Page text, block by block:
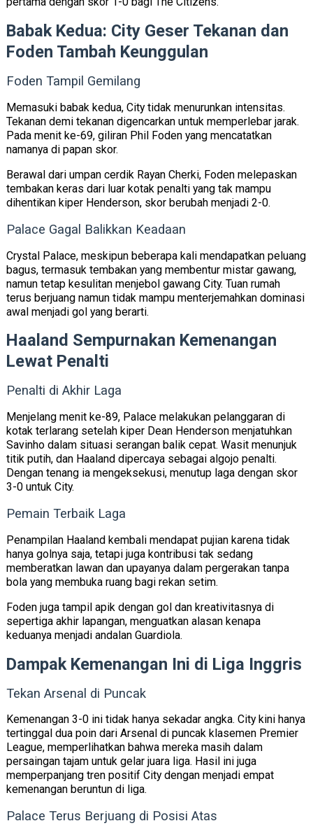
Babak Kedua: City Geser Tekanan dan
Foden Tambah Keunggulan
Foden Tampil Gemilang
Memasuki babak kedua, City tidak menurunkan intensitas.
Tekanan demi tekanan digencarkan untuk memperlebar jarak.
Pada menit ke-69, giliran Phil Fodenyang mencatatkan
namanya di papan skor.
Berawal dari umpan cerdik Rayan Cherki, Foden melepaskan
tembakan keras dari luar kotak penalti yang tak mampu
dihentikan kiper Henderson, skor berubah menjadi 2-0.
Palace Gagal Balikkan Keadaan
Crystal Palace, meskipun beberapa kali mendapatkan peluang
bagus, termasuk tembakan yang membentur mistar gawang,
namun tetap kesulitan menjebol gawang City. Tuan rumah
terus berjuang namun tidak mampu menterjemahkan dominasi
awal menjadi gol yang berarti.
Haaland Sempurnakan Kemenangan
Lewat Penalti
Penalti di Akhir Laga
Menjelang menit ke-89, Palace melakukan pelanggaran di
kotak terlarang setelah kiper Dean Henderson menjatuhkan
Savinho dalam situasi serangan balik cepat. Wasit menunjuk
titik putih, dan Haaland dipercaya sebagai algojo penalti.
Dengan tenang ia mengeksekusi, menutup laga dengan skor
3-0 untuk City.
Pemain Terbaik Laga
Penampilan Haaland kembali mendapat pujian karena tidak
hanya golnya saja, tetapi juga kontribusi tak sedang
memberatkan lawan dan upayanya dalam pergerakan tanpa
bola yang membuka ruang bagi rekan setim.
Foden juga tampil apik dengan gol dan kreativitasnya di
sepertiga akhir lapangan, menguatkan alasan kenapa
keduanya menjadi andalan Guardiola.
Dampak Kemenangan Ini di Liga Inggris
Tekan Arsenal di Puncak
Kemenangan 3-0 ini tidak hanya sekadar angka. City kini hanya
tertinggal dua poin dari Arsenal di puncak klasemen Premier
League, memperlihatkan bahwa mereka masih dalam
persaingan tajam untuk gelar juara liga. Hasil ini juga
memperpanjang tren positif City dengan menjadi empat
kemenangan beruntun di liga.
Palace Terus Berjuang di Posisi Atas